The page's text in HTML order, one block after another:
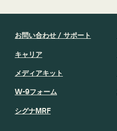
お問い合わせ / サポート
キャリア
メディアキット
W-9フォーム
シグナMRF